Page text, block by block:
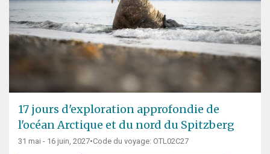
17 jours d'exploration approfondie de
l'océan Arctique et du nord du Spitzberg
31 mai - 16 juin, 2027•Code du voyage: OTL02C27